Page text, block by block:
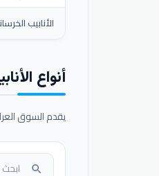
الأنابيب
أنواع
يقدم السوق
search